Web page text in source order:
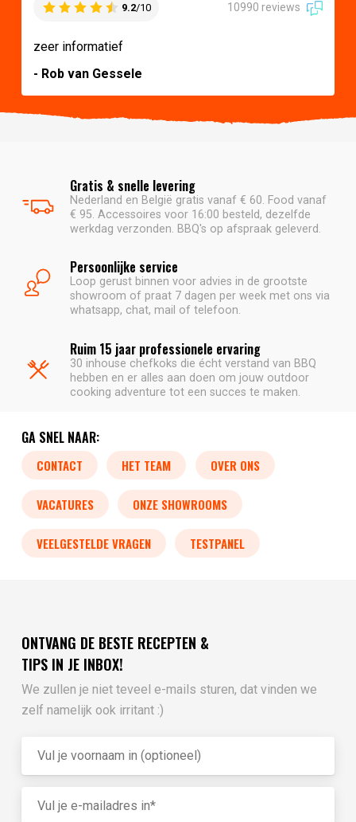
9.2/10 10990 reviews
zeer informatief
- Rob van Gessele
Gratis & snelle levering
Nederland en België gratis vanaf € 60. Food vanaf
€ 95. Accessoires voor 16:00 besteld, dezelfde
werkdag verzonden. BBQ's op afspraak geleverd.
Persoonlijke service
Loop gerust binnen voor advies in de grootste
showroom of praat 7 dagen per week met ons via
whatsapp, chat, mail of telefoon.
Ruim 15 jaar professionele ervaring
30 inhouse chefkoks die écht verstand van BBQ
hebben en er alles aan doen om jouw outdoor
cooking adventure tot een succes te maken.
GA SNEL NAAR:
CONTACT HET TEAM OVER ONS
VACATURES ONZE SHOWROOMS
VEELGESTELDE VRAGEN TESTPANEL
ONTVANG DE BESTE RECEPTEN &
TIPS IN JE INBOX!
We zullen je niet teveel e-mails sturen, dat vinden we
zelf namelijk ook irritant :)